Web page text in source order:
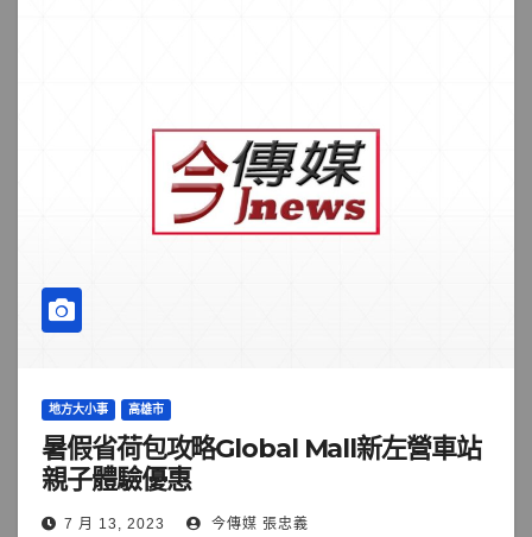
地方大小事 高雄市
暑假省荷包攻略Global Mall新左營車站
親子體驗優惠
7 月 13, 2023 今傳媒 張忠義